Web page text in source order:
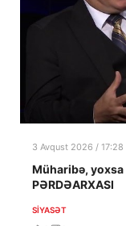
3 Avqust 2026 / 17:28
Müharibə, yoxsa
PƏRDƏARXASI
SIYASƏT